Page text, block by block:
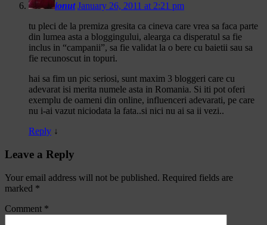
ionut January 26, 2011 at 2:21 pm
tu pleci de la premiza gresita ca cineva care vrea sa faca parte
din lumea asta a bloggingului, alearga ca disperatul sa fie
inclus in “campanii”, sa fie validat la o bere cu baietii sau sa
fie recunoscut in topuri.
hai sa fim un pic seriosi, sunt maxim 3 bloggeri care cu
adevarat isi merita numele asta in Romania. Si iti pot oferi
exemplu de oameni din online, influenceri adevarati, pe care
nu i-ai vazut niciodata la fata..si nici nu ai sa ii vezi..
Reply ↓
Leave a Reply
Your email address will not be published. Required fields are
marked *
Comment *